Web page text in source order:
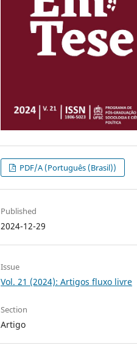
PDF/A (Português (Brasil))
Published
2024-12-29
Issue
Vol. 21 (2024): Artigos fluxo livre
Section
Artigo